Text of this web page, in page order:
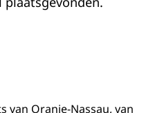
van Oranje-Nassau, van